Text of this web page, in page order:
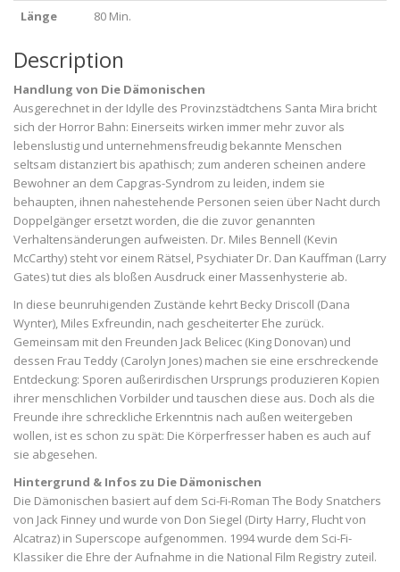
Länge
80 Min.
Description
Handlung von Die Dämonischen
Ausgerechnet in der Idylle des Provinzstädtchens Santa Mira bricht
sich der Horror Bahn: Einerseits wirken immer mehr zuvor als
lebenslustig und unternehmensfreudig bekannte Menschen
seltsam distanziert bis apathisch; zum anderen scheinen andere
Bewohner an dem Capgras-Syndrom zu leiden, indem sie
behaupten, ihnen nahestehende Personen seien über Nacht durch
Doppelgänger ersetzt worden, die die zuvor genannten
Verhaltensänderungen aufweisten. Dr. Miles Bennell (Kevin
McCarthy) steht vor einem Rätsel, Psychiater Dr. Dan Kauffman (Larry
Gates) tut dies als bloßen Ausdruck einer Massenhysterie ab.
In diese beunruhigenden Zustände kehrt Becky Driscoll (Dana
Wynter), Miles Exfreundin, nach gescheiterter Ehe zurück.
Gemeinsam mit den Freunden Jack Belicec (King Donovan) und
dessen Frau Teddy (Carolyn Jones) machen sie eine erschreckende
Entdeckung: Sporen außerirdischen Ursprungs produzieren Kopien
ihrer menschlichen Vorbilder und tauschen diese aus. Doch als die
Freunde ihre schreckliche Erkenntnis nach außen weitergeben
wollen, ist es schon zu spät: Die Körperfresser haben es auch auf
sie abgesehen.
Hintergrund & Infos zu Die Dämonischen
Die Dämonischen basiert auf dem Sci-Fi-Roman The Body Snatchers
von Jack Finney und wurde von Don Siegel (Dirty Harry, Flucht von
Alcatraz) in Superscope aufgenommen. 1994 wurde dem Sci-Fi-
Klassiker die Ehre der Aufnahme in die National Film Registry zuteil.